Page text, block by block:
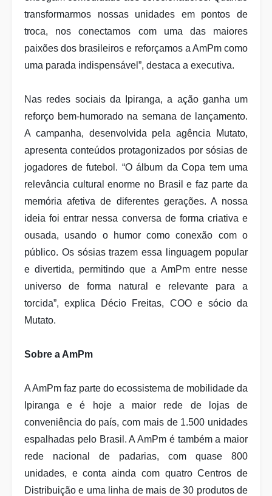
transformarmos nossas unidades em pontos de
troca, nos conectamos com uma das maiores
paixões dos brasileiros e reforçamos a AmPm como
uma parada indispensável”, destaca a executiva.
Nas redes sociais da Ipiranga, a ação ganha um
reforço bem-humorado na semana de lançamento.
A campanha, desenvolvida pela agência Mutato,
apresenta conteúdos protagonizados por sósias de
jogadores de futebol. “O álbum da Copa tem uma
relevância cultural enorme no Brasil e faz parte da
memória afetiva de diferentes gerações. A nossa
ideia foi entrar nessa conversa de forma criativa e
ousada, usando o humor como conexão com o
público. Os sósias trazem essa linguagem popular
e divertida, permitindo que a AmPm entre nesse
universo de forma natural e relevante para a
torcida”, explica Décio Freitas, COO e sócio da
Mutato.
Sobre a AmPm
A AmPm faz parte do ecossistema de mobilidade da
Ipiranga e é hoje a maior rede de lojas de
conveniência do país, com mais de 1.500 unidades
espalhadas pelo Brasil. A AmPm é também a maior
rede nacional de padarias, com quase 800
unidades, e conta ainda com quatro Centros de
Distribuição e uma linha de mais de 30 produtos de